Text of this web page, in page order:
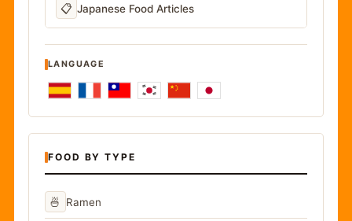
📋 Japanese Food Articles
LANGUAGE
FOOD BY TYPE
🍜 Ramen